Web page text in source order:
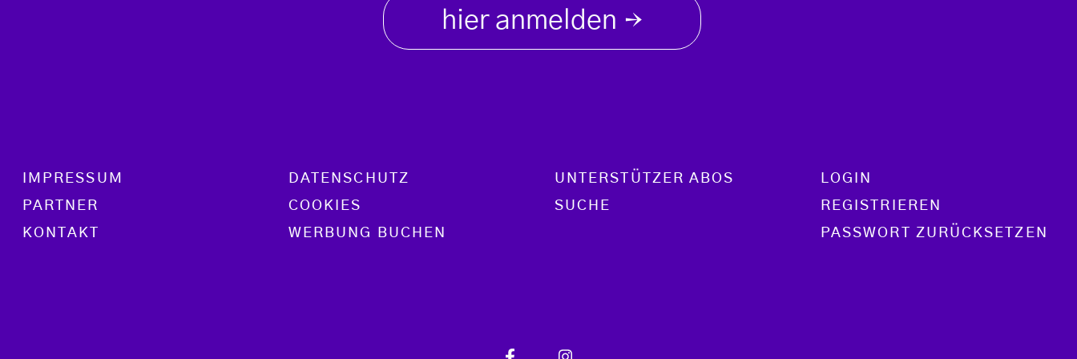
hier anmelden →
Footer menu
IMPRESSUM
PARTNER
KONTAKT
DATENSCHUTZ
COOKIES
WERBUNG BUCHEN
UNTERSTÜTZER ABOS
SUCHE
LOGIN
REGISTRIEREN
PASSWORT ZURÜCKSETZEN